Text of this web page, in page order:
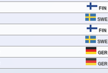
FIN
SWE
FIN
SWE
GER
GER